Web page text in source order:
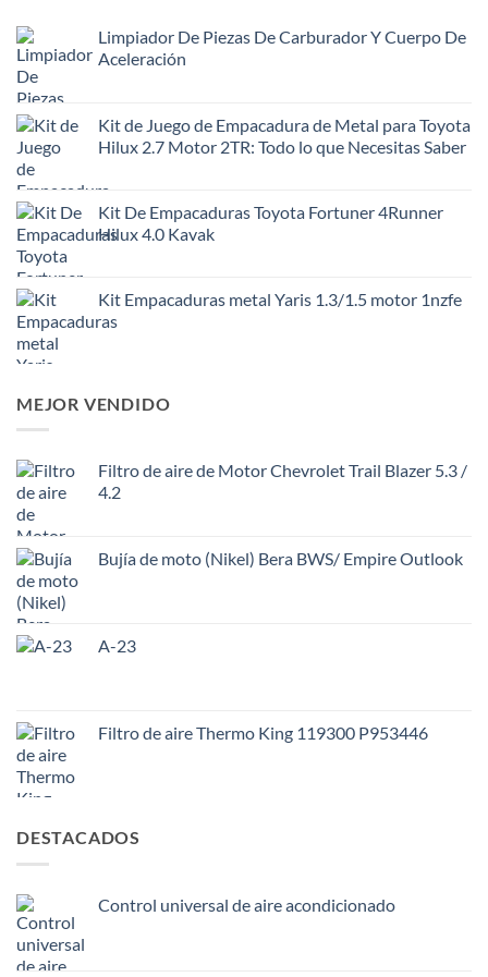
Limpiador De Piezas De Carburador Y Cuerpo De
Aceleración
Kit de Juego de Empacadura de Metal para Toyota
Hilux 2.7 Motor 2TR: Todo lo que Necesitas Saber
Kit De Empacaduras Toyota Fortuner 4Runner
Hilux 4.0 Kavak
Kit Empacaduras metal Yaris 1.3/1.5 motor 1nzfe
MEJOR VENDIDO
Filtro de aire de Motor Chevrolet Trail Blazer 5.3 /
4.2
Bujía de moto (Nikel) Bera BWS/ Empire Outlook
A-23
Filtro de aire Thermo King 119300 P953446
DESTACADOS
Control universal de aire acondicionado